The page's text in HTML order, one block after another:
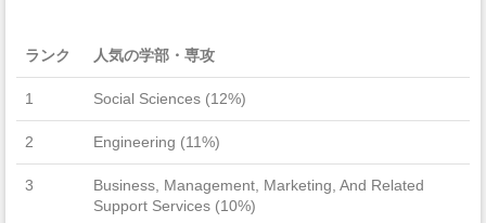
ランク 人気の学部・専攻
1 Social Sciences (12%)
2 Engineering (11%)
3
Business, Management, Marketing, And Related
Support Services (10%)